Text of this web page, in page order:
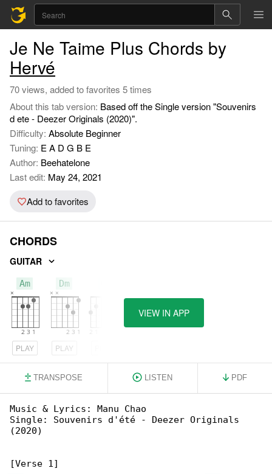
Je Ne Taime Plus Chords by
Hervé
70 views, added to favorites 5 times
About this tab version: Based off the Single version "Souvenirs
d ete - Deezer Originals (2020)".
Difficulty: Absolute Beginner
Tuning: E A D G B E
Author: Beehatelone
Last edit: May 24, 2021
Add to favorites
CHORDS
GUITAR
Am
PLAY
Dm
PLAY
VIEW IN APP
TRANSPOSE LISTEN PDF
Music & Lyrics: Manu Chao
Single: Souvenirs d'été - Deezer Originals
(2020)